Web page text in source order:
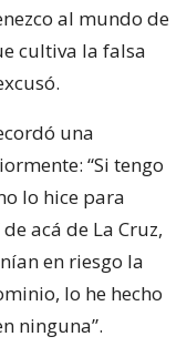
al mundo de
cultiva la falsa
una
“Si tengo
lo hice para
acá de La Cruz,
en riesgo la
lo he hecho
ninguna”.